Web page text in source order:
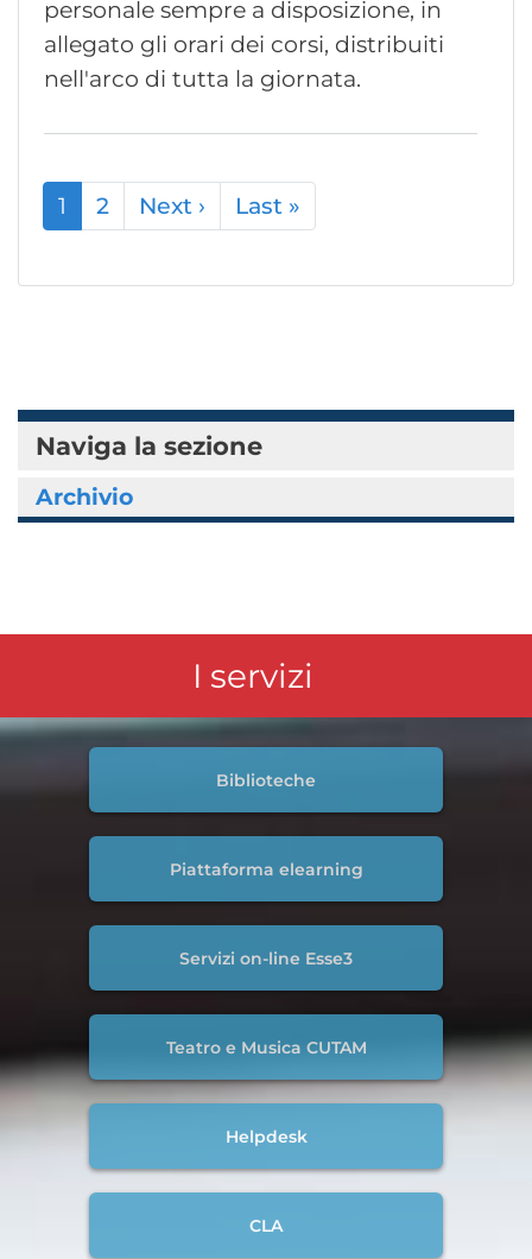
personale sempre a disposizione, in
allegato gli orari dei corsi, distribuiti
nell'arco di tutta la giornata.
Paginazione
1 2 Next › Pagina
successiva
Last »
pagina
Naviga la sezione
Archivio
I servizi
Biblioteche
Piattaforma elearning
Servizi on-line Esse3
Teatro e Musica CUTAM
Helpdesk
CLA